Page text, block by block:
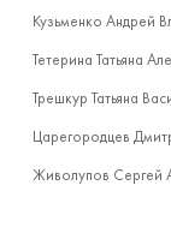
Кузьменко Андрей
Тетерина Татьяна
Трешкур Татьяна
Царегородцев
Живолупов Сергей